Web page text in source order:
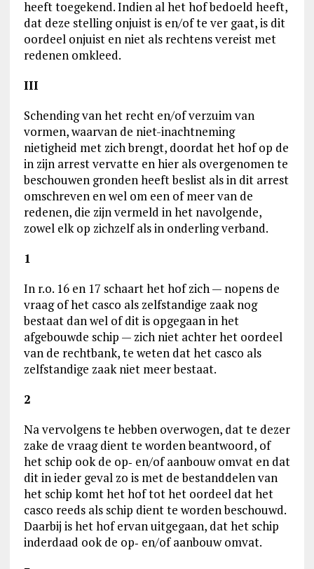
heeft toegekend. Indien al het hof bedoeld heeft,
dat deze stelling onjuist is en/of te ver gaat, is dit
oordeel onjuist en niet als rechtens vereist met
redenen omkleed.
III
Schending van het recht en/of verzuim van
vormen, waarvan de niet-inachtneming
nietigheid met zich brengt, doordat het hof op de
in zijn arrest vervatte en hier als overgenomen te
beschouwen gronden heeft beslist als in dit arrest
omschreven en wel om een of meer van de
redenen, die zijn vermeld in het navolgende,
zowel elk op zichzelf als in onderling verband.
1
In r.o. 16 en 17 schaart het hof zich — nopens de
vraag of het casco als zelfstandige zaak nog
bestaat dan wel of dit is opgegaan in het
afgebouwde schip — zich niet achter het oordeel
van de rechtbank, te weten dat het casco als
zelfstandige zaak niet meer bestaat.
2
Na vervolgens te hebben overwogen, dat te dezer
zake de vraag dient te worden beantwoord, of
het schip ook de op‑ en/of aanbouw omvat en dat
dit in ieder geval zo is met de bestanddelen van
het schip komt het hof tot het oordeel dat het
casco reeds als schip dient te worden beschouwd.
Daarbij is het hof ervan uitgegaan, dat het schip
inderdaad ook de op‑ en/of aanbouw omvat.